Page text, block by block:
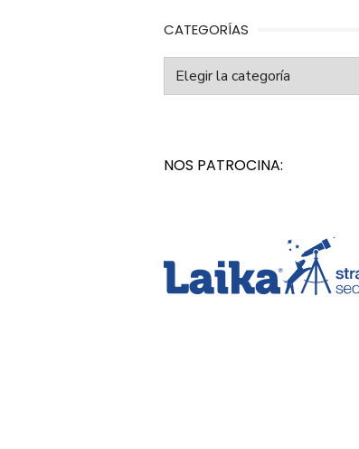
CATEGORÍAS
NOS PATROCINA: